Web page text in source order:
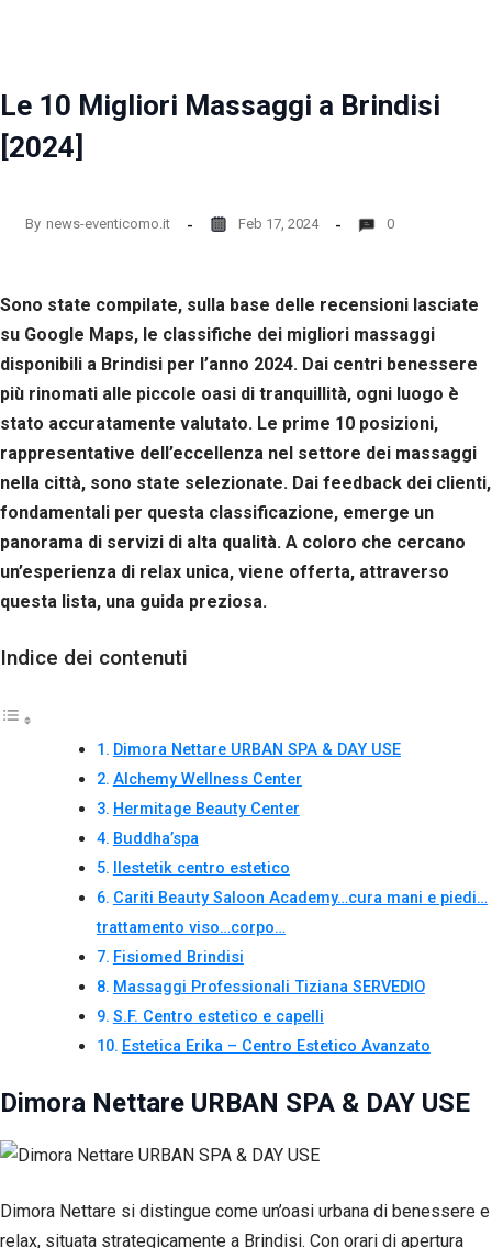
Le 10 Migliori Massaggi a Brindisi
[2024]
By news-eventicomo.it Feb 17, 2024 0
Sono state compilate, sulla base delle recensioni lasciate
su Google Maps, le classifiche dei migliori massaggi
disponibili a Brindisi per l’anno 2024. Dai centri benessere
più rinomati alle piccole oasi di tranquillità, ogni luogo è
stato accuratamente valutato. Le prime 10 posizioni,
rappresentative dell’eccellenza nel settore dei massaggi
nella città, sono state selezionate. Dai feedback dei clienti,
fondamentali per questa classificazione, emerge un
panorama di servizi di alta qualità. A coloro che cercano
un’esperienza di relax unica, viene offerta, attraverso
questa lista, una guida preziosa.
Indice dei contenuti
Dimora Nettare URBAN SPA & DAY USE
Alchemy Wellness Center
Hermitage Beauty Center
Buddha’spa
Ilestetik centro estetico
Cariti Beauty Saloon Academy…cura mani e piedi…
trattamento viso…corpo…
Fisiomed Brindisi
Massaggi Professionali Tiziana SERVEDIO
S.F. Centro estetico e capelli
Estetica Erika – Centro Estetico Avanzato
Dimora Nettare URBAN SPA & DAY USE
Dimora Nettare si distingue come un’oasi urbana di benessere e
relax, situata strategicamente a Brindisi. Con orari di apertura